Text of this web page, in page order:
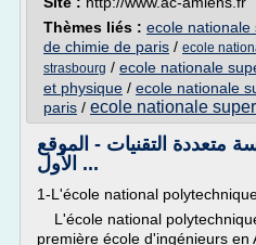
Thèmes liés : ecole nationale
de chimie de paris / ecole
strasbourg / ecole nationale
et physique / ecole nationale
paris / ecole nationale
التقنيات - الموقع
الأول ...
1-L'école national
L'école national
première école d'ingénieurs en